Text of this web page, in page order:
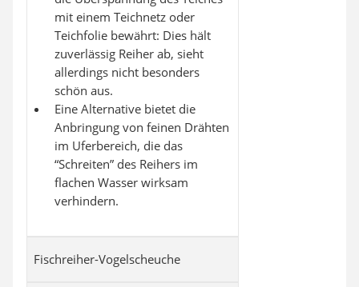
mit einem Teichnetz oder
Teichfolie bewährt: Dies hält
zuverlässig Reiher ab, sieht
allerdings nicht besonders
schön aus.
Eine Alternative bietet die
Anbringung von feinen Drähten
im Uferbereich, die das
“Schreiten” des Reihers im
flachen Wasser wirksam
verhindern.
Fischreiher-Vogelscheuche